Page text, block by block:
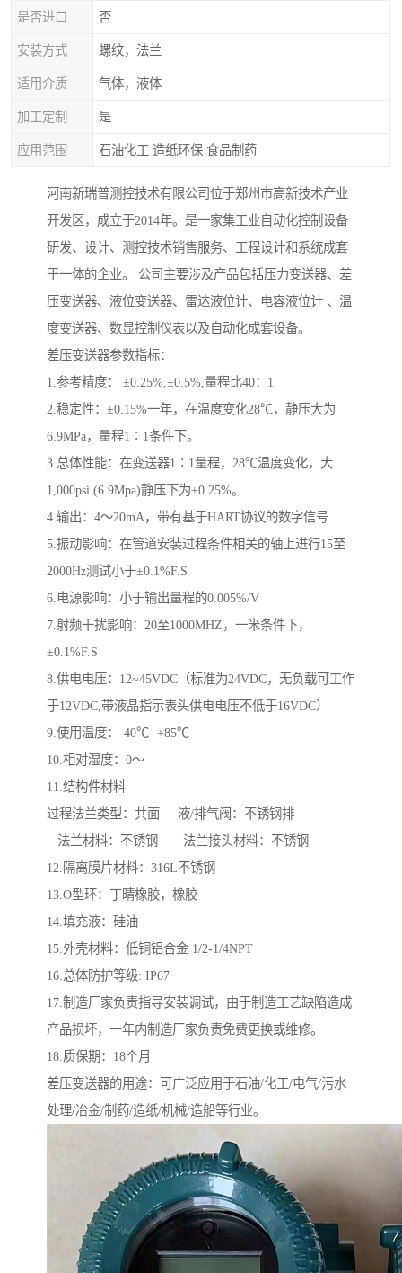
是否进口 否
安装方式 螺纹，法兰
适用介质 气体，液体
加工定制 是
应用范围 石油化工 造纸环保 食品制药
河南新瑞普测控技术有限公司位于郑州市高新技术产业
开发区，成立于2014年。是一家集工业自动化控制设备
研发、设计、测控技术销售服务、工程设计和系统成套
于一体的企业。 公司主要涉及产品包括压力变送器、差
压变送器、液位变送器、雷达液位计、电容液位计 、温
度变送器、数显控制仪表以及自动化成套设备。
差压变送器参数指标：
1.参考精度： ±0.25%,±0.5%,量程比40：1
2.稳定性：±0.15%一年，在温度变化28℃，静压大为
6.9MPa，量程1∶1条件下。
3.总体性能：在变送器1∶1量程，28℃温度变化，大
1,000psi (6.9Mpa)静压下为±0.25%。
4.输出：4～20mA，带有基于HART协议的数字信号
5.振动影响：在管道安装过程条件相关的轴上进行15至
2000Hz测试小于±0.1%F.S
6.电源影响：小于输出量程的0.005%/V
7.射频干扰影响：20至1000MHZ，一米条件下，
±0.1%F.S
8.供电电压：12~45VDC（标准为24VDC，无负载可工作
于12VDC,带液晶指示表头供电电压不低于16VDC）
9.使用温度：-40℃- +85℃
10.相对湿度：0～
11.结构件材料
过程法兰类型：共面 液/排气阀：不锈钢排
法兰材料：不锈钢 法兰接头材料：不锈钢
12.隔离膜片材料：316L不锈钢
13.O型环：丁晴橡胶，橡胶
14.填充液：硅油
15.外壳材料：低铜铝合金 1/2-1/4NPT
16.总体防护等级: IP67
17.制造厂家负责指导安装调试，由于制造工艺缺陷造成
产品损坏，一年内制造厂家负责免费更换或维修。
18.质保期：18个月
差压变送器的用途：可广泛应用于石油/化工/电气/污水
处理/冶金/制药/造纸/机械/造船等行业。